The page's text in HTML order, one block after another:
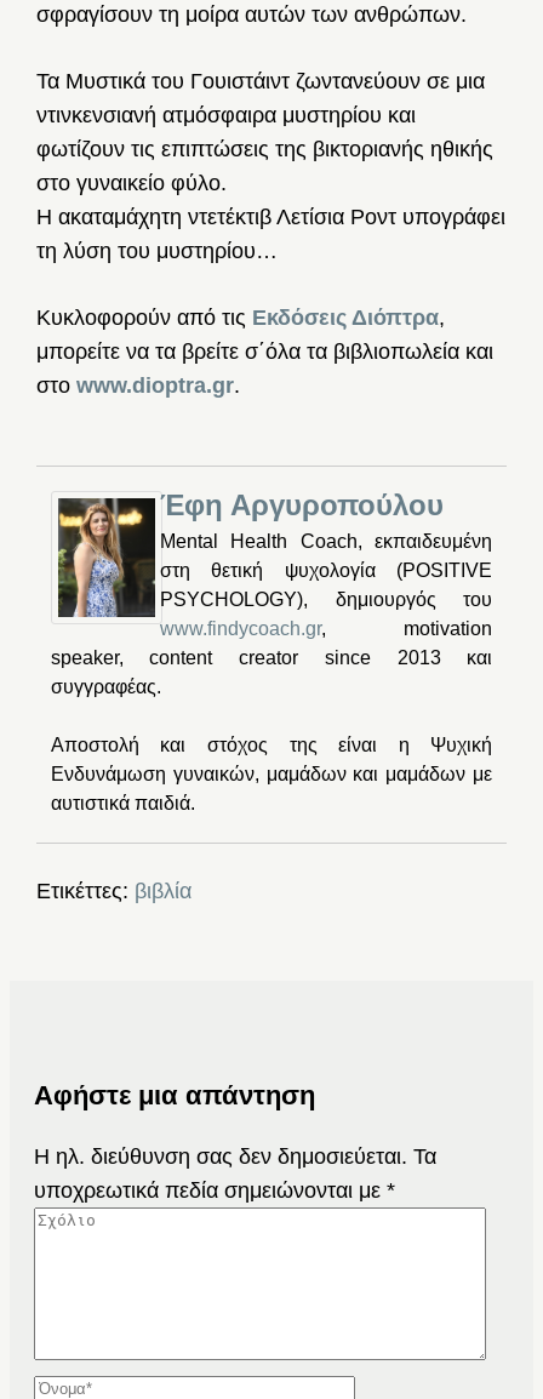
σφραγίσουν τη μοίρα αυτών των ανθρώπων.
Τα Μυστικά του Γουιστάιντ ζωντανεύουν σε μια
ντινκενσιανή ατμόσφαιρα μυστηρίου και
φωτίζουν τις επιπτώσεις της βικτοριανής ηθικής
στο γυναικείο φύλο.
Η ακαταμάχητη ντετέκτιβ Λετίσια Ροντ υπογράφει
τη λύση του μυστηρίου…
Κυκλοφορούν από τις Εκδόσεις Διόπτρα,
μπορείτε να τα βρείτε σ΄όλα τα βιβλιοπωλεία και
στο www.dioptra.gr.
Έφη Αργυροπούλου
Mental Health Coach, εκπαιδευμένη
στη θετική ψυχολογία (POSITIVE
PSYCHOLOGY), δημιουργός του
www.findycoach.gr, motivation
speaker, content creator since 2013 και
συγγραφέας.
Αποστολή και στόχος της είναι η Ψυχική
Ενδυνάμωση γυναικών, μαμάδων και μαμάδων με
αυτιστικά παιδιά.
Ετικέττες: βιβλία
Αφήστε μια απάντηση
Η ηλ. διεύθυνση σας δεν δημοσιεύεται. Τα
υποχρεωτικά πεδία σημειώνονται με *